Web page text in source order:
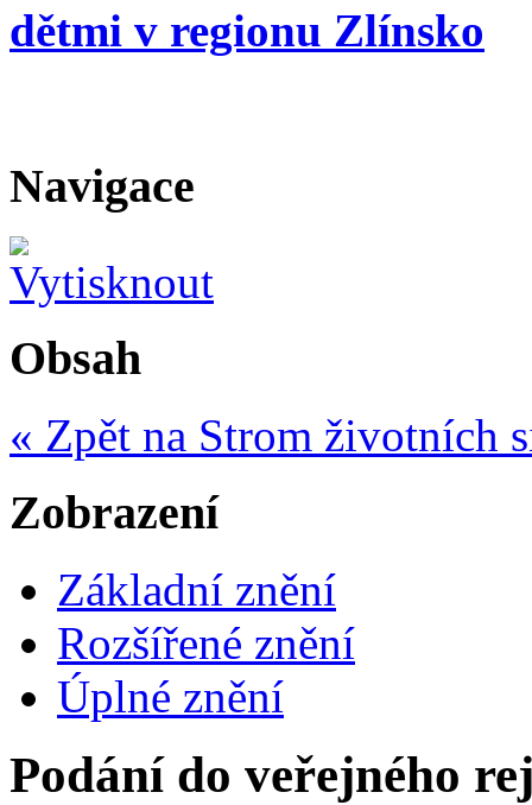
dětmi v regionu Zlínsko
Navigace
Obsah
« Zpět na Strom životních
Zobrazení
Základní znění
Rozšířené znění
Úplné znění
Podání do veřejného